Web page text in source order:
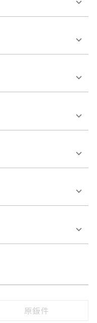
盲點偵測系統
有
原鈑件